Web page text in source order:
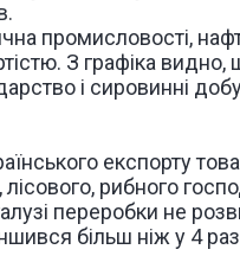
промисловості,
З графіка видно,
і сировинні
експорту
лісового, рибного
переробки не
більш ніж у 4